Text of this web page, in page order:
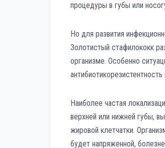
процедуры в губы или
Но для развития
Золотистый стафилококк
организме. Особенно
Наиболее частая
верхней или нижней губы,
жировой клетчатки.
будет напряженной,